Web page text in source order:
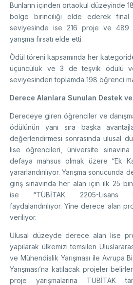
Bunların içinden ortaokul düzeyinde
bölge birinciliği elde ederek final
seviyesinde ise 216 proje ve 489
yarışma fırsatı elde etti.
Ödül töreni kapsamında her
üçüncülük ve 3 de teşvik ödülü
seviyesinden toplamda 198 öğrenci
Derece Alanlara Sunulan Destek ve
Dereceye giren öğrenciler ve
ödülünün yanı sıra başka
değerlendirmesi sonrasında ulusal
lise öğrencileri, üniversite
defaya mahsus olmak üzere “Ek
yararlandırılıyor. Yarışma sonucunda
giriş sınavında her alan için ilk 25
ise “TÜBİTAK 2205-Lisans
faydalandırılıyor. Yine derece alan
veriliyor.
Ulusal düzeyde derece alan lise
yapılarak ülkemizi temsilen
ve Mühendislik Yarışması ile Avrupa
Yarışması’na katılacak projeler
proje yarışmalarına TÜBİTAK